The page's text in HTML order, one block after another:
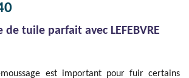
de tuile parfait avec LEFEBVRE
est important pour fuir certains